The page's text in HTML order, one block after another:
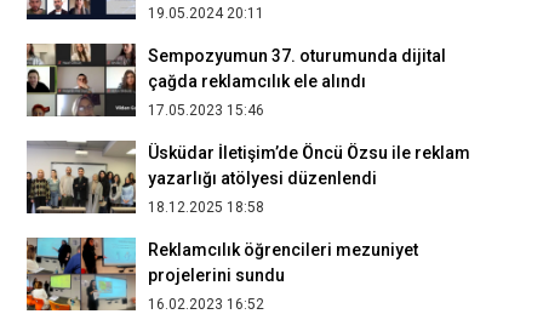
19.05.2024 20:11
Sempozyumun 37. oturumunda dijital
çağda reklamcılık ele alındı
17.05.2023 15:46
Üsküdar İletişim’de Öncü Özsu ile reklam
yazarlığı atölyesi düzenlendi
18.12.2025 18:58
Reklamcılık öğrencileri mezuniyet
projelerini sundu
16.02.2023 16:52